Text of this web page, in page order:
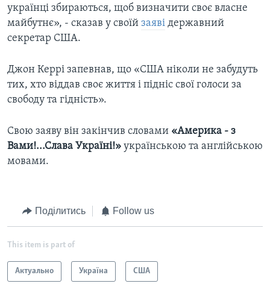
українці збираються, щоб визначити своє власне
майбутнє», - сказав у своїй заяві державний
секретар США.
Джон Керрі запевнав, що «США ніколи не забудуть
тих, хто віддав своє життя і підніс свої голоси за
свободу та гідність».
Свою заяву він закінчив словами «Америка - з
Вами!...Слава Україні!» українською та англійською
мовами.
Поділитись Follow us
This item is part of
Актуально Україна США